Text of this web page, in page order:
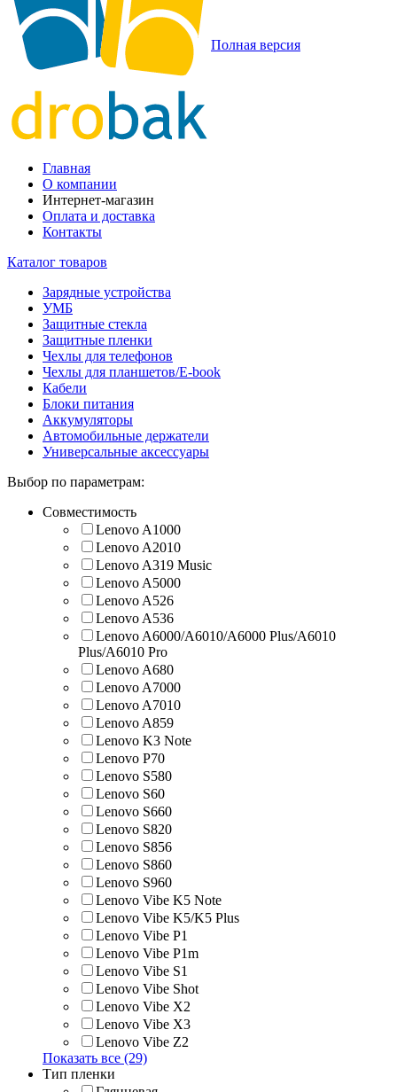
Полная версия
Главная
О компании
Интернет-магазин
Оплата и доставка
Контакты
Каталог товаров
Зарядные устройства
УМБ
Защитные стекла
Защитные пленки
Чехлы для телефонов
Чехлы для планшетов/E-book
Кабели
Блоки питания
Аккумуляторы
Автомобильные держатели
Универсальные аксессуары
Выбор по параметрам:
Совместимость
Lenovo A1000
Lenovo A2010
Lenovo A319 Music
Lenovo A5000
Lenovo A526
Lenovo A536
Lenovo A6000/A6010/A6000 Plus/A6010
Plus/A6010 Pro
Lenovo A680
Lenovo A7000
Lenovo A7010
Lenovo A859
Lenovo K3 Note
Lenovo P70
Lenovo S580
Lenovo S60
Lenovo S660
Lenovo S820
Lenovo S856
Lenovo S860
Lenovo S960
Lenovo Vibe K5 Note
Lenovo Vibe K5/K5 Plus
Lenovo Vibe P1
Lenovo Vibe P1m
Lenovo Vibe S1
Lenovo Vibe Shot
Lenovo Vibe X2
Lenovo Vibe X3
Lenovo Vibe Z2
Показать все (29)
Тип пленки